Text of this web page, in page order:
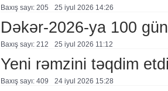
Baxış sayı: 205 25 i̇yul 2026 14:26
Dəkər-2026-ya 100
Baxış sayı: 212 25 i̇yul 2026 11:12
Yeni rəmzini təqdim
Baxış sayı: 409 24 i̇yul 2026 15:28